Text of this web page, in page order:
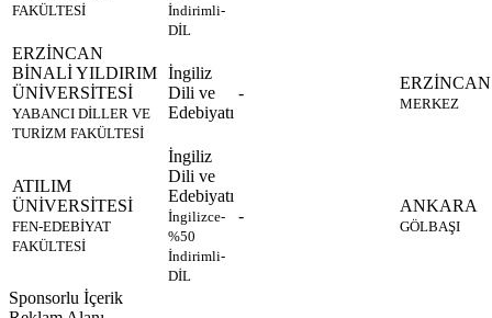
FAKÜLTESİ
İndirimli-
DİL
ERZİNCAN
BİNALİ YILDIRIM
ÜNİVERSİTESİ
YABANCI DİLLER VE
TURİZM FAKÜLTESİ
İngiliz
Dili ve
Edebiyatı
-
ERZİNCAN
MERKEZ
ATILIM
ÜNİVERSİTESİ
FEN-EDEBİYAT
FAKÜLTESİ
İngiliz
Dili ve
Edebiyatı
İngilizce-
%50
İndirimli-
DİL
-
ANKARA
GÖLBAŞI
Sponsorlu İçerik